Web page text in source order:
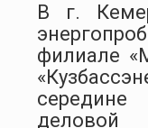
В г.
филиале